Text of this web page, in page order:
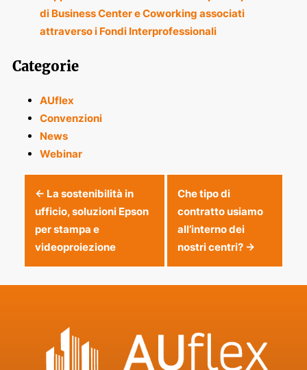
di Business Center e Coworking associati
attraverso i Fondi Interprofessionali
Categorie
AUflex
Convenzioni
News
Webinar
Post
navigation
← La sostenibilità in
ufficio, soluzioni Epson
per stampa e
videoproiezione
Che tipo di
contratto usiamo
all’interno dei
nostri centri? →